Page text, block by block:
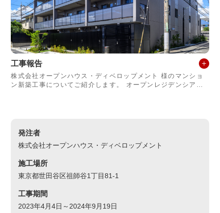
工事報告
株式会社オープンハウス・ディベロップメント 様のマンショ
ン新築工事についてご紹介します。 オープンレジデンシア祖
発注者
株式会社オープンハウス・ディベロップメント
施工場所
東京都世田谷区祖師谷1丁目81-1
工事期間
2023年4月4日～2024年9月19日